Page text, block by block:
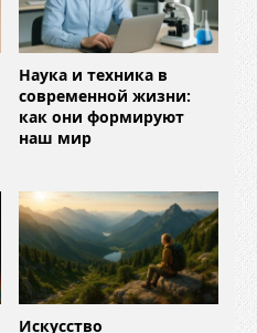
Наука и техника в
современной жизни:
как они формируют
наш мир
Искусство